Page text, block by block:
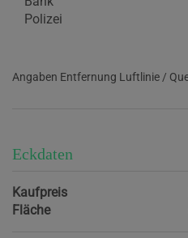
Polizei
Angaben Entfernung Luftlinie /
Eckdaten
Kaufpreis
Fläche